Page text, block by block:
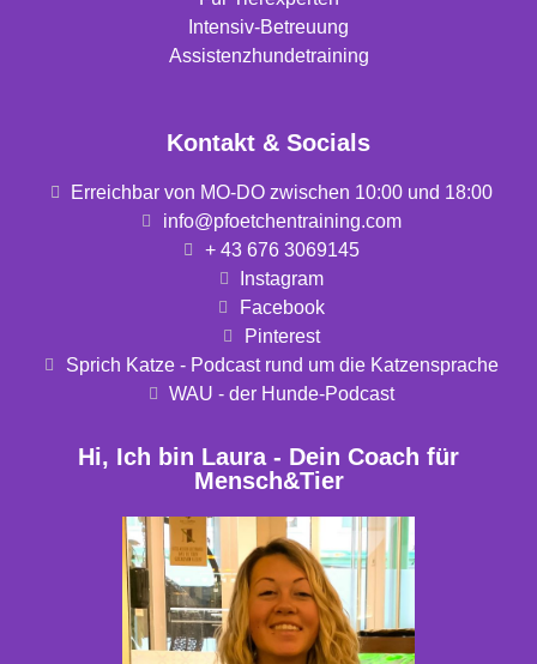
Intensiv-Betreuung
Assistenzhundetraining
Kontakt & Socials
Erreichbar von MO-DO zwischen 10:00 und 18:00
info@pfoetchentraining.com
+ 43 676 3069145
Instagram
Facebook
Pinterest
Sprich Katze - Podcast rund um die Katzensprache
WAU - der Hunde-Podcast
Hi, Ich bin Laura - Dein Coach für
Mensch&Tier